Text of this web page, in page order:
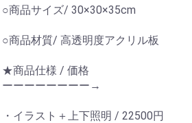
○商品サイズ/ 30×30×35cm
○商品材質/ 高透明度アクリル板
★商品仕様 / 価格
ーーーーーーーー→
・イラスト＋上下照明 / 22500円